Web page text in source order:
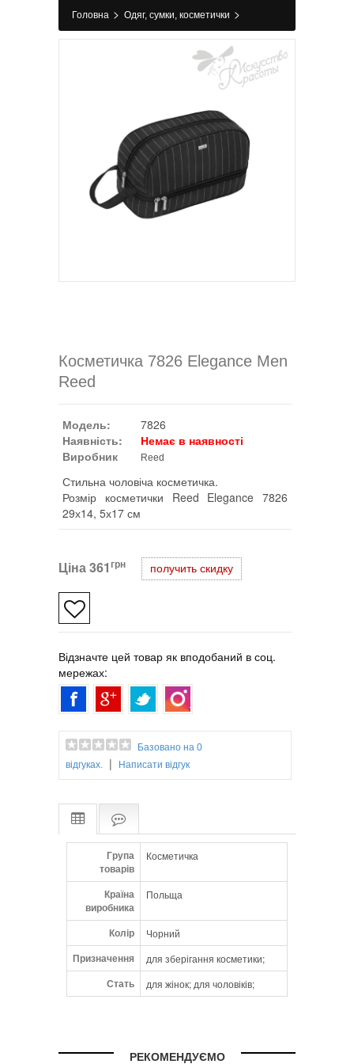
Головна > Одяг, сумки, косметички >
Косметички>Косметичка 7826 Elegance Men
Косметичка 7826 Elegance Men
Reed
Модель:
7826
Наявність:
Немає в наявності
Виробник
Reed
Стильна чоловіча косметичка.
Розмір косметички Reed Elegance 7826
29х14, 5х17 см
Ціна361 грн получить скидку
Відзначте цей товар як вподобаний в соц.
мережах:
Базовано на 0
відгуках.
| Написати відгук
Група
товарів
Косметичка
Країна
виробника
Польща
Колір Чорний
Призначення для зберігання косметики;
Стать для жінок; для чоловіків;
РЕКОМЕНДУЄМО